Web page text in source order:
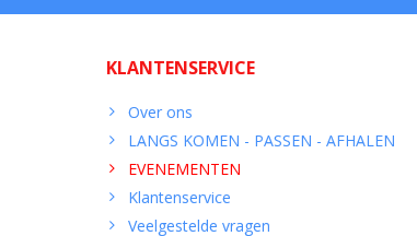
KLANTENSERVICE
Over ons
LANGS KOMEN - PASSEN - AFHALEN
EVENEMENTEN
Klantenservice
Veelgestelde vragen